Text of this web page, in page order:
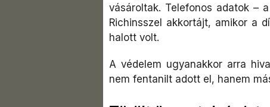
vásároltak. Telefonos adatok –
Richinsszel akkortájt, amikor a
halott volt.
A védelem ugyanakkor arra
nem fentanilt adott el, hanem